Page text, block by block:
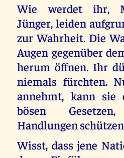
Wie werdet ihr,
Jünger, leiden
zur Wahrheit. Die
Augen gegenüber
herum öffnen. Ihr
niemals fürchten.
annehmt, kann sie
bösen
Handlungen
Wisst, dass jene